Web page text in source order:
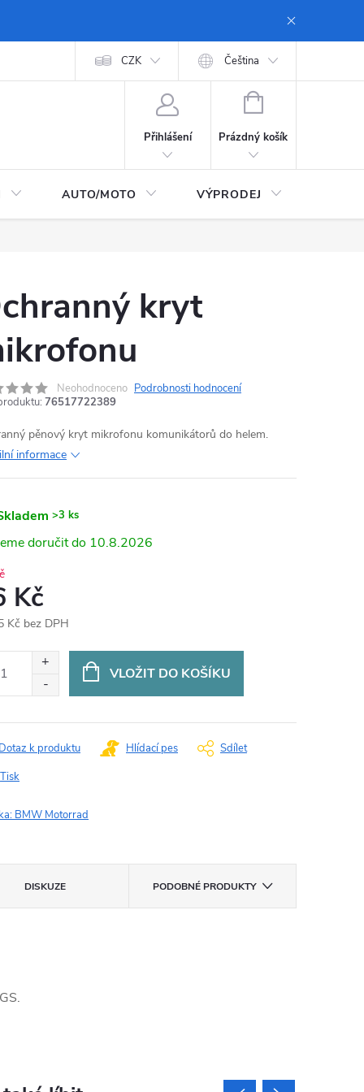
Moje objednávka Zásady ochrany osobních údajů
CZK Čeština
Přihlášení
NÁKUPNÍ
Prázdný košík
AUTO/MOTO VÝPRODEJ
kryt
Neohodnoceno Podrobnosti hodnocení
76517722389
pěnový kryt mikrofonu komunikátorů do helem.
informace
>3 ks
10.8.2026
Kč
Kč bez DPH
VLOŽIT DO KOŠÍKU
Tisk
Dotaz k produktu Hlídací pes Sdílet
BMW Motorrad
DISKUZE PODOBNÉ PRODUKTY